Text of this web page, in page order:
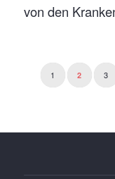
von den
1 2 3